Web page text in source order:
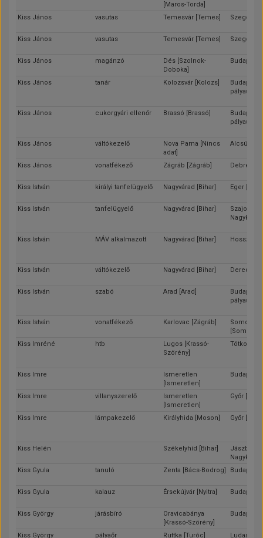
[Maros-Torda]
Kiss János vasutas Temesvár [Temes] Szeged
Kiss János vasutas Temesvár [Temes] Szeged
Kiss János magánzó
Dés [Szolnok-
Doboka]
Budapest
Kiss János tanár Kolozsvár [Kolozs]
Budapest
Kiss János cukorgyári ellenőr Brassó [Brassó]
Budapest
Kiss János váltókezelő
Nova Parna [Nincs
adat]
Alcsút
Kiss János vonatfékező Zágráb [Zágráb] Debrecen
Kiss István királyi tanfelügyelő Nagyvárad [Bihar] Eger
Kiss István tanfelügyelő Nagyvárad [Bihar]
Szajol
Nagykun-
Kiss István MÁV alkalmazott Nagyvárad [Bihar]
Kiss István váltókezelő Nagyvárad [Bihar] Derecske
Kiss István szabó Arad [Arad]
Budapest
Kiss István vonatfékező Karlovac [Zágráb]
[Somogy]
Kiss Imréné
htb
Lugos [Krassó-
Szörény]
Kiss Imre
Ismeretlen
[Ismeretlen]
Budapest
Kiss Imre villanyszerelő
Ismeretlen
[Ismeretlen]
Győr [Győr]
Kiss Imre lámpakezelő Királyhida [Moson] Győr [Győr]
Kiss Helén Székelyhíd [Bihar]
Nagykun-
Kiss Gyula
tanuló Zenta [Bács-Bodrog] Budapest
Kiss Gyula kalauz Érsekújvár [Nyitra] Budapest
Kiss György járásbíró
Oravicabánya
[Krassó-Szörény]
Budapest
Kiss György pályaőr Ruttka [Turóc] Ludas